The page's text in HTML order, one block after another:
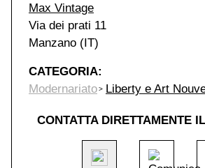
Max Vintage
Via dei prati 11
Manzano (IT)
CATEGORIA:
Modernariato
Liberty e Art
CONTATTA DIRETTAMENTE